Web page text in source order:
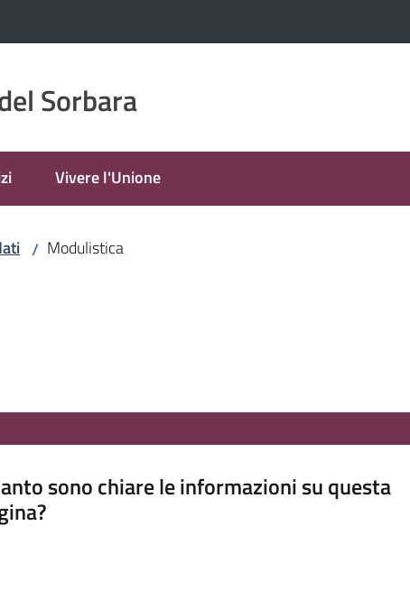
Sorbara
Vivere l'Unione
/ Modulistica
sono chiare le informazioni su questa